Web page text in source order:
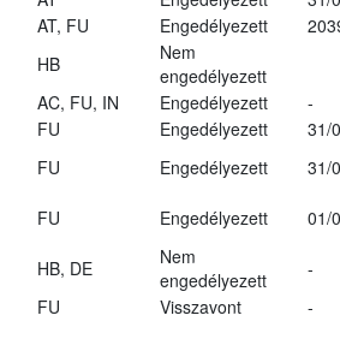
AT, FU Engedélyezett
HB
Nem
engedélyezett
AC, FU, IN Engedélyezett
-
FU Engedélyezett
31/
FU Engedélyezett
31/
FU Engedélyezett 01/
HB, DE
Nem
engedélyezett
-
FU Visszavont
-